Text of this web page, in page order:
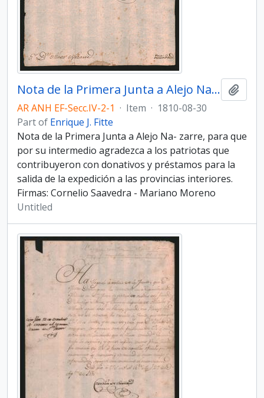
Nota de la Primera Junta a Alejo Nazarre
AR ANH EF-Secc.IV-2-1 · Item · 1810-08-30
Part of Enrique J. Fitte
Nota de la Primera Junta a Alejo Na- zarre, para que
por su intermedio agradezca a los patriotas que
contribuyeron con donativos y préstamos para la
salida de la expedición a las provincias interiores.
Firmas: Cornelio Saavedra - Mariano Moreno
Untitled